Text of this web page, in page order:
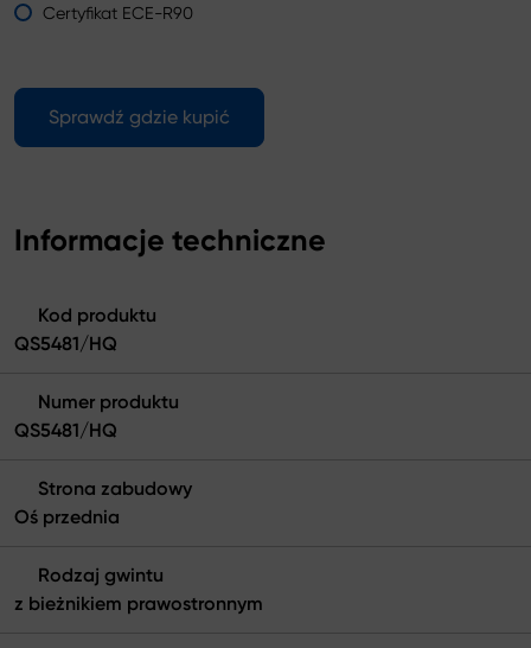
Certyfikat ECE-R90
Sprawdź gdzie kupić
Informacje techniczne
Kod produktu
QS5481/HQ
Numer produktu
QS5481/HQ
Strona zabudowy
Oś przednia
Rodzaj gwintu
z bieżnikiem prawostronnym